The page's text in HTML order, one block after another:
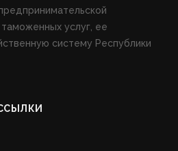
услуг, ее
систему Республики